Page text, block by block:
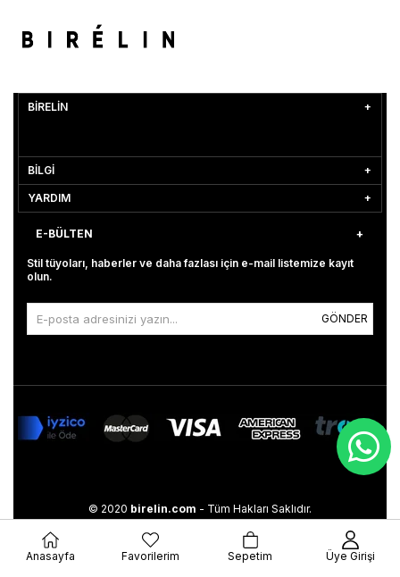
BİRELİN
BİLGİ
YARDIM
E-BÜLTEN
Stil tüyoları, haberler ve daha fazlası için e-mail listemize kayıt
olun.
GÖNDER
© 2020 birelin.com - Tüm Hakları Saklıdır.
Anasayfa Favorilerim Sepetim Üye Girişi